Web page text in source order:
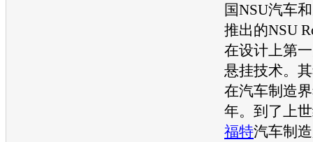
国NSU汽车
推出的NSU
在设计上第
悬挂技术。
在汽车制造
年。到了上
福特汽车制